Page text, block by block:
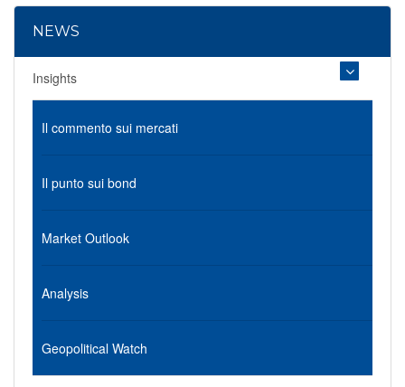
NEWS
Insights
Il commento sui mercati
Il punto sui bond
Market Outlook
Analysis
Geopolitical Watch